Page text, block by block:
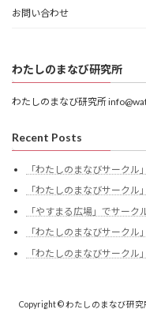
お問い合わせ
わたしのまなび研究所
わたしのまなび研究所
Recent Posts
「わたしのまなびサークル
「わたしのまなびサークル
「やすまる広場」でサーク
「わたしのまなびサークル
「わたしのまなびサークル
Copyright © わたしのまなび研